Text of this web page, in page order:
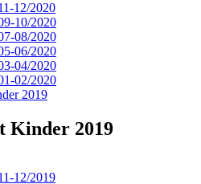
12/2020
10/2020
08/2020
06/2020
04/2020
02/2020
2019
Kinder 2019
12/2019